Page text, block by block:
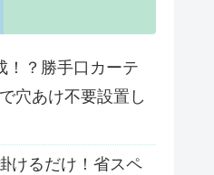
！？勝手口カーテ
穴あけ不要設置し
けるだけ！省スペ